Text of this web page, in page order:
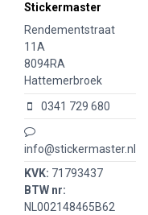
Stickermaster
Rendementstraat
11A
8094RA
Hattemerbroek
0341 729 680
info@stickermaster.nl
KVK: 71793437
BTW nr:
NL002148465B62